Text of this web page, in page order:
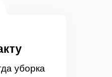
уборка